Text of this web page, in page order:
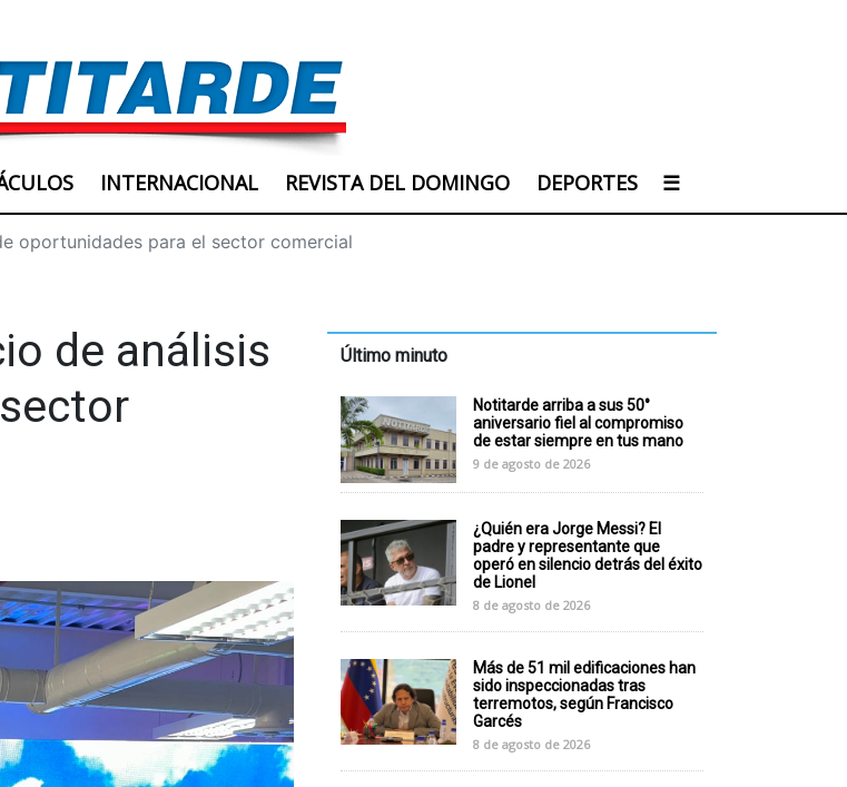
INTERNACIONAL REVISTA DEL DOMINGO DEPORTES ☰
oportunidades para el sector comercial
de análisis
Último minuto
Notitarde arriba a sus 50°
aniversario fiel al compromiso
de estar siempre en tus mano
9 de agosto de 2026
¿Quién era Jorge Messi? El
padre y representante que
operó en silencio detrás del éxito
de Lionel
8 de agosto de 2026
Más de 51 mil edificaciones han
sido inspeccionadas tras
terremotos, según Francisco
Garcés
8 de agosto de 2026